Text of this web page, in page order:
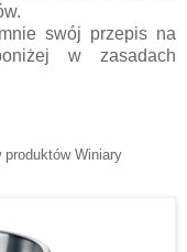
swój przepis na
w zasadach
Winiary